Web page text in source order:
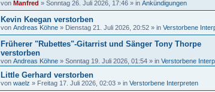
von Manfred » Sonntag 26. Juli 2026, 17:46 » in Ankündigungen
Kevin Keegan verstorben
von Andreas Köhne » Dienstag 21. Juli 2026, 20:52 » in Verstorbene
Früherer "Rubettes"-Gitarrist und Sänger Tony Thorpe
verstorben
von Andreas Köhne » Sonntag 19. Juli 2026, 01:54 » in Verstorbene
Little Gerhard verstorben
von waelz » Freitag 17. Juli 2026, 02:03 » in Verstorbene Interpreten